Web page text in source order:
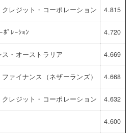
クレジット・コーポレーション 4.815
ﾎﾟﾚｰｼｮﾝ 4.720
・オーストラリア 4.669
ァイナンス（ネザーランズ） 4.668
クレジット・コーポレーション 4.632
4.600